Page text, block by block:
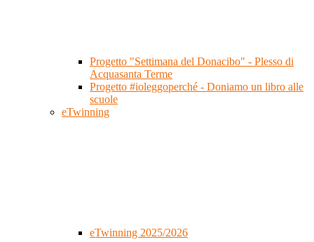
Progetto "Settimana del Donacibo" - Plesso di
Acquasanta Terme
Progetto #ioleggoperché - Doniamo un libro alle
scuole
eTwinning
eTwinning 2025/2026